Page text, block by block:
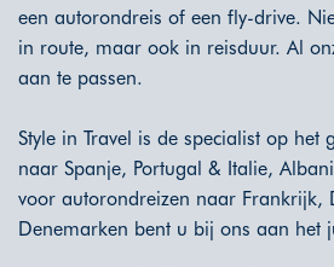
een autorondreis of een fly-drive.
in route, maar ook in reisduur. Al
aan te passen.
Style in Travel is de specialist op het
naar Spanje, Portugal & Italie,
voor autorondreizen naar Frankrijk,
Denemarken bent u bij ons aan het